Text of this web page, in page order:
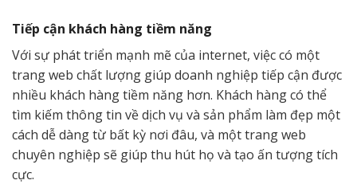
Tiếp cận khách hàng tiềm năng
Với sự phát triển mạnh mẽ của internet, việc có một
trang web chất lượng giúp doanh nghiệp tiếp cận được
nhiều khách hàng tiềm năng hơn. Khách hàng có thể
tìm kiếm thông tin về dịch vụ và sản phẩm làm đẹp một
cách dễ dàng từ bất kỳ nơi đâu, và một trang web
chuyên nghiệp sẽ giúp thu hút họ và tạo ấn tượng tích
cực.